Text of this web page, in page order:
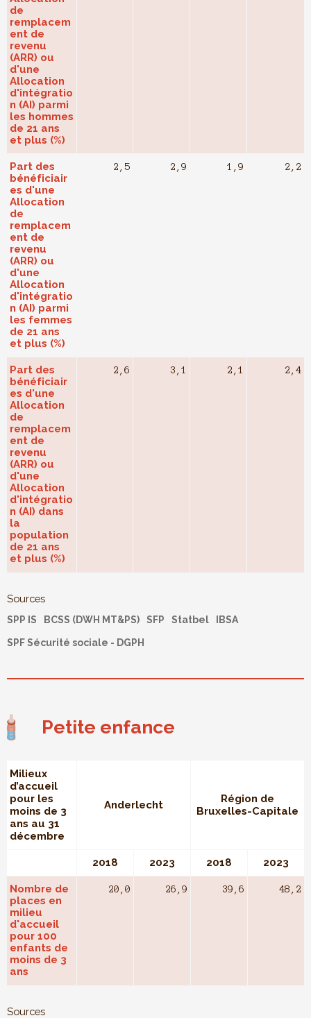
de
remplacem
ent de
revenu
(ARR) ou
d'une
Allocation
d'intégratio
n (AI) parmi
les hommes
de 21 ans
et plus (%)
Part des
bénéficiair
es d'une
Allocation
de
remplacem
ent de
revenu
(ARR) ou
d'une
Allocation
d'intégratio
n (AI) parmi
les femmes
de 21 ans
et plus (%)
2,5 2,9 1,9 2,2
Part des
bénéficiair
es d'une
Allocation
de
remplacem
ent de
revenu
(ARR) ou
d'une
Allocation
d'intégratio
n (AI) dans
la
population
de 21 ans
et plus (%)
2,6 3,1 2,1 2,4
Sources
SPP IS BCSS (DWH MT&PS) SFP Statbel IBSA
SPF Sécurité sociale - DGPH
Petite enfance
Milieux
d’accueil
pour les
moins de 3
ans au 31
décembre
Anderlecht
Région de
Bruxelles-Capitale
2018 2023 2018 2023
Nombre de
places en
milieu
d'accueil
pour 100
enfants de
moins de 3
ans
20,0 26,9 39,6 48,2
Sources